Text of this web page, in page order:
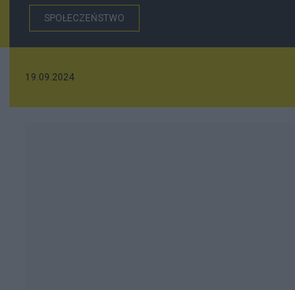
SPOŁECZEŃSTWO
19.09.2024